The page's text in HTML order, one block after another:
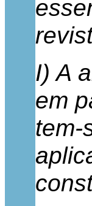
I) A
em
tem-